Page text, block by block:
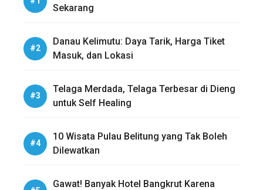
Sekarang
Danau Kelimutu: Daya Tarik, Harga Tiket
Masuk, dan Lokasi
Telaga Merdada, Telaga Terbesar di Dieng
untuk Self Healing
10 Wisata Pulau Belitung yang Tak Boleh
Dilewatkan
Gawat! Banyak Hotel Bangkrut Karena